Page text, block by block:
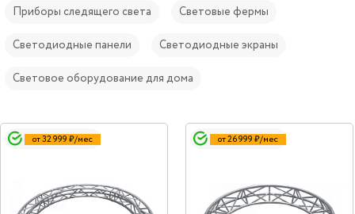
Приборы следящего света Световые фермы
Светодиодные панели Светодиодные экраны
Световое оборудование для дома
от 32 999 ₽/мес от 26 999 ₽/мес